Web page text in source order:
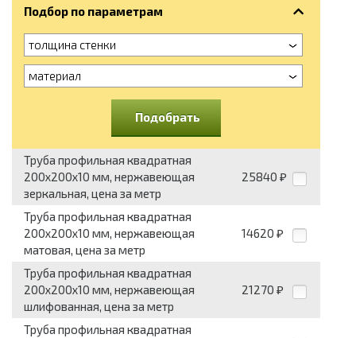
Подбор по параметрам
толщина стенки
материал
Подобрать
Труба профильная квадратная
200x200x10 мм, нержавеющая
зеркальная, цена за метр
25840 ₽
Труба профильная квадратная
200x200x10 мм, нержавеющая
матовая, цена за метр
14620 ₽
Труба профильная квадратная
200x200x10 мм, нержавеющая
шлифованная, цена за метр
21270 ₽
Труба профильная квадратная